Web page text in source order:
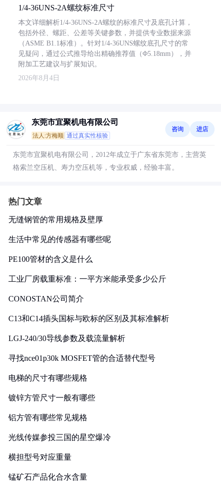
1/4-36UNS-2A螺纹标准尺寸
本文详细解析1/4-36UNS-2A螺纹的标准尺寸及底孔计算，
包括外径、螺距、公差等关键参数，并提供专业数据来源
（ASME B1.1标准）。针对1/4-36UNS螺纹底孔尺寸的常
见疑问，通过公式推导给出精确推荐值（Φ5.18mm），并
附加工艺建议与扩展知识。
2026年8月4日
东莞市宜聚机电有限公司
法人:方梅顺 通过真实性核验
咨询 进店
东莞市宜聚机电有限公司，2012年成立于广东省东莞市，主营英
格索兰空压机、寿力空压机等，专业权威，经验丰富。
热门文章
无缝钢管的常用规格及壁厚
生活中常见的传感器有哪些呢
PE100管材的含义是什么
工业厂房载重标准：一平方米能承受多少公斤
CONOSTAN公司简介
C13和C14插头国标与欧标的区别及其标准解析
LGJ-240/30导线参数及载流量解析
寻找nce01p30k MOSFET管的合适替代型号
电梯的尺寸有哪些规格
镀锌方管尺寸一般有哪些
铝方管有哪些常见规格
光线传媒参投三国的星空爆冷
横担型号对应重量
锰矿石产品化合水含量